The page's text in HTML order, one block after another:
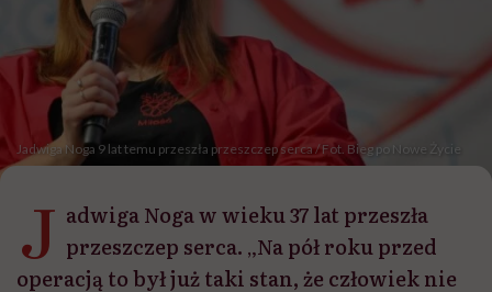
Jadwiga Noga 9 lat temu przeszła przeszczep serca / Fot. Bieg po Nowe Życie
J adwiga Noga w wieku 37 lat przeszła
przeszczep serca. „Na pół roku przed
operacją to był już taki stan, że człowiek nie